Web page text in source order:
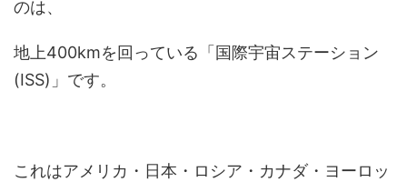
のは、
地上400kmを回っている「国際宇宙ステーション
(ISS)」です。
これはアメリカ・日本・ロシア・カナダ・ヨーロッ